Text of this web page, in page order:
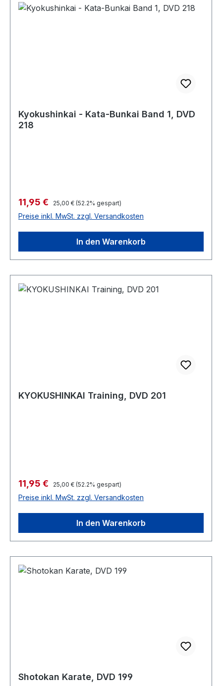
Kyokushinkai - Kata-Bunkai Band 1, DVD
218
Verkaufspreis:
11,95 € Regulärer Preis:
25,00 € (52.2% gespart)
Preise inkl. MwSt. zzgl. Versandkosten
In den Warenkorb
KYOKUSHINKAI Training, DVD 201
Verkaufspreis:
11,95 € Regulärer Preis:
25,00 € (52.2% gespart)
Preise inkl. MwSt. zzgl. Versandkosten
In den Warenkorb
Shotokan Karate, DVD 199